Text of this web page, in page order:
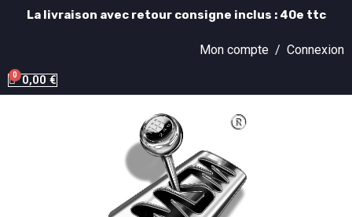
La livraison avec retour consigne inclus : 40e ttc
Mon compte / Connexion
0,00 €